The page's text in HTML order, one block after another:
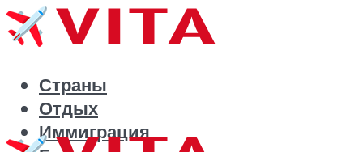
Страны
Отдых
Иммиграция